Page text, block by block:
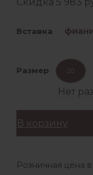
Вставка
Размер 20
Нет
В корзину
Розничная цена